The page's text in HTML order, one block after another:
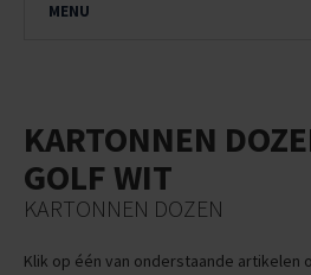
MENU
KARTONNEN
GOLF WIT
KARTONNEN DOZEN
Klik op één van onderstaande artikelen